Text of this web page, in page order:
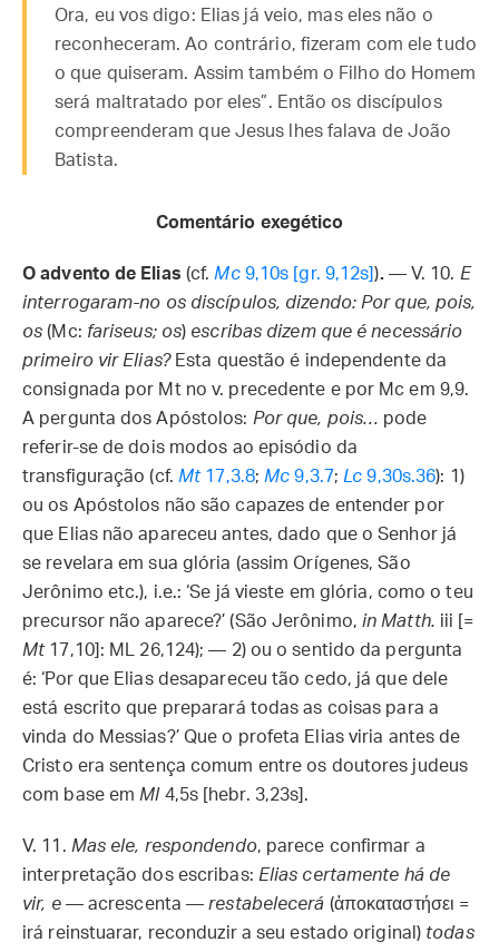
Ora, eu vos digo: Elias já veio, mas eles não o
reconheceram. Ao contrário, fizeram com ele tudo
o que quiseram. Assim também o Filho do Homem
será maltratado por eles”. Então os discípulos
compreenderam que Jesus lhes falava de João
Batista.
Comentário exegético
O advento de Elias (cf. Mc9,10s [gr. 9,12s]).— V. 10. E
interrogaram-no os discípulos, dizendo: Por que, pois,
os (Mc: fariseus; os) escribas dizem que é necessário
primeiro vir Elias?Esta questão é independente da
consignada por Mt no v. precedente e por Mc em 9,9.
A pergunta dos Apóstolos: Por que, pois… pode
referir-se de dois modos ao episódio da
transfiguração (cf. Mt17,3.8; Mc 9,3.7; Lc 9,30s.36): 1)
ou os Apóstolos não são capazes de entender por
que Elias não apareceu antes, dado que o Senhor já
se revelara em sua glória (assim Orígenes, São
Jerônimo etc.), i.e.: ‘Se já vieste em glória, como o teu
precursor não aparece?’ (São Jerônimo, in Matth. iii [=
Mt17,10]: ML 26,124); — 2) ou o sentido da pergunta
é: ‘Por que Elias desapareceu tão cedo, já que dele
está escrito que preparará todas as coisas para a
vinda do Messias?’ Que o profeta Elias viria antes de
Cristo era sentença comum entre os doutores judeus
com base em Ml 4,5s [hebr. 3,23s].
V. 11. Mas ele, respondendo, parece confirmar a
interpretação dos escribas: Elias certamente há de
vir, e— acrescenta —restabelecerá (ἀποκαταστήσει =
irá reinstuarar, reconduzir a seu estado original) todas